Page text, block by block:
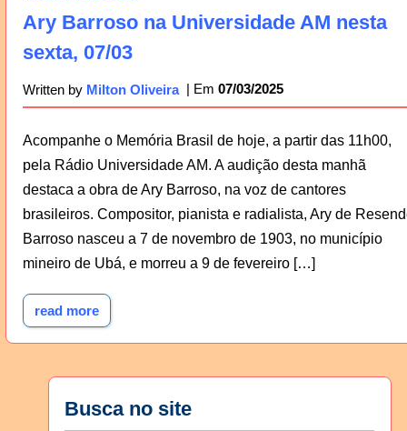
Ary Barroso na Universidade AM nesta
sexta, 07/03
Written by Milton Oliveira 07/03/2025
Acompanhe o Memória Brasil de hoje, a partir das 11h00,
pela Rádio Universidade AM. A audição desta manhã
destaca a obra de Ary Barroso, na voz de cantores
brasileiros. Compositor, pianista e radialista, Ary de
Barroso nasceu a 7 de novembro de 1903, no município
mineiro de Ubá, e morreu a 9 de fevereiro […]
read more
Busca no site